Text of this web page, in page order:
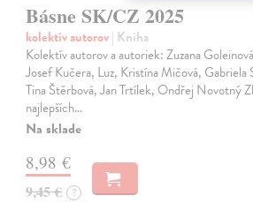
Básne SK/CZ 2025
kolektív autorov| Kniha
Kolektív autorov a autoriek: Zuzana
Josef Kučera, Luz, Kristína Mičová, Gabriela
Tina Štěrbová, Jan Trtílek, Ondřej Novotný
najlepších…
Na sklade
8,98 €
9,45 € ?